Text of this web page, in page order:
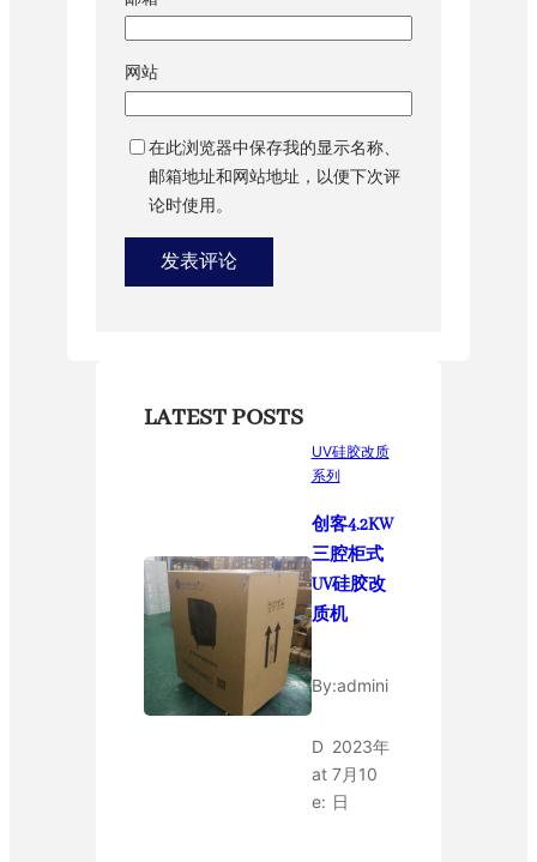
网站
在此浏览器中保存我的显示名称、
邮箱地址和网站地址，以便下次评
论时使用。
LATEST POSTS
UV硅胶改质
系列
创客4.2KW
三腔柜式
UV硅胶改
质机
By:admini
D
at
e:
2023年
7月10
日